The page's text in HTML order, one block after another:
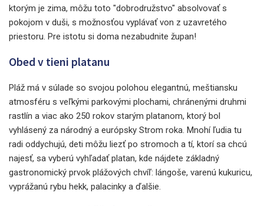
ktorým je zima, môžu toto "dobrodružstvo" absolvovať s
pokojom v duši, s možnosťou vyplávať von z uzavretého
priestoru. Pre istotu si doma nezabudnite župan!
Obed v tieni platanu
Pláž má v súlade so svojou polohou elegantnú, meštiansku
atmosféru s veľkými parkovými plochami, chránenými druhmi
rastlín a viac ako 250 rokov starým platanom, ktorý bol
vyhlásený za národný a európsky Strom roka. Mnohí ľudia tu
radi oddychujú, deti môžu liezť po stromoch a tí, ktorí sa chcú
najesť, sa vyberú vyhľadať platan, kde nájdete základný
gastronomický prvok plážových chvíľ: lángoše, varenú kukuricu,
vyprážanú rybu hekk, palacinky a ďalšie.